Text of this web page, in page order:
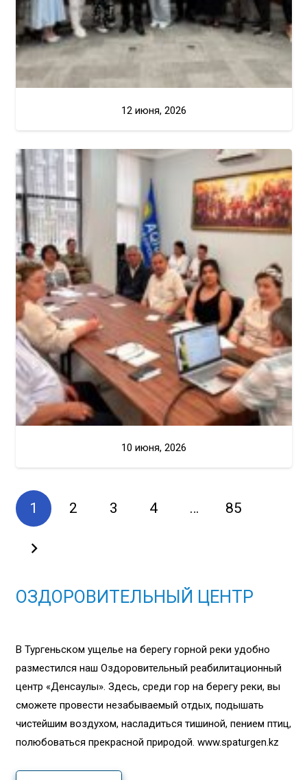
12 июня, 2026
10 июня, 2026
1 2 3 4 … 85
ОЗДОРОВИТЕЛЬНЫЙ ЦЕНТР
В Тургеньском ущелье на берегу горной реки удобно
разместился наш Оздоровительный реабилитационный
центр «Денсаулық». Здесь, среди гор на берегу реки, вы
сможете провести незабываемый отдых, подышать
чистейшим воздухом, насладиться тишиной, пением птиц,
полюбоваться прекрасной природой. www.spaturgen.kz